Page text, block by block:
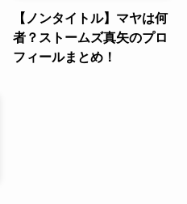
【ノンタイトル】マヤは何
者？ストームズ真矢のプロ
フィールまとめ！